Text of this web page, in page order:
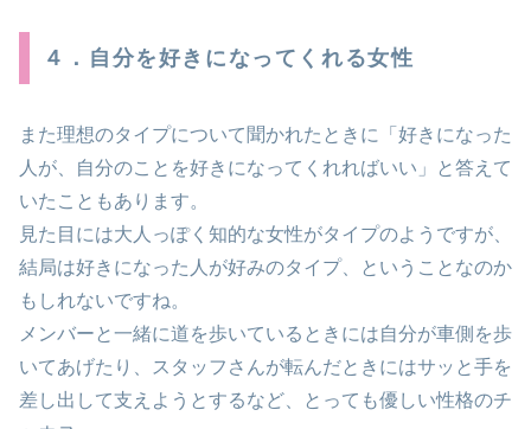
４．自分を好きになってくれる女性
また理想のタイプについて聞かれたときに「好きになった
人が、自分のことを好きになってくれればいい」と答えて
いたこともあります。
見た目には大人っぽく知的な女性がタイプのようですが、
結局は好きになった人が好みのタイプ、ということなのか
もしれないですね。
メンバーと一緒に道を歩いているときには自分が車側を歩
いてあげたり、スタッフさんが転んだときにはサッと手を
差し出して支えようとするなど、とっても優しい性格のチ